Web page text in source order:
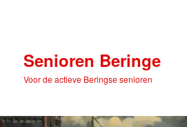
inhoud
inhoudSenioren Beringe
Voor de actieve Beringse senioren